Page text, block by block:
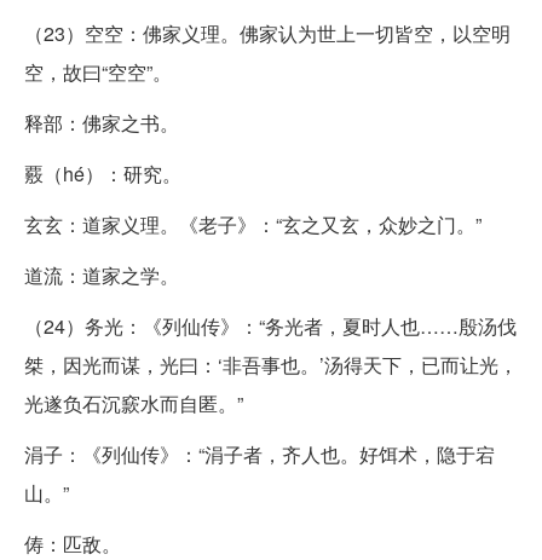
（23）空空：佛家义理。佛家认为世上一切皆空，以空明
空，故曰“空空”。
释部：佛家之书。
覈（hé）：研究。
玄玄：道家义理。《老子》：“玄之又玄，众妙之门。”
道流：道家之学。
（24）务光：《列仙传》：“务光者，夏时人也……殷汤伐
桀，因光而谋，光曰：‘非吾事也。’汤得天下，已而让光，
光遂负石沉窾水而自匿。”
涓子：《列仙传》：“涓子者，齐人也。好饵术，隐于宕
山。”
俦：匹敌。